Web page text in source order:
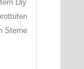
Diy
Sterne